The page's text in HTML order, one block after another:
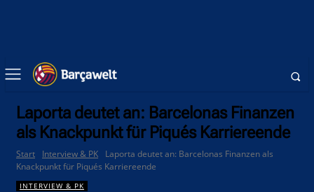
Laporta deutet an: Barcelonas Finanzen
als Knackpunkt für Piqués Karriereende
Start Interview & PK
Laporta deutet an: Barcelonas Finanzen als
Knackpunkt für Piqués Karriereende
INTERVIEW & PK